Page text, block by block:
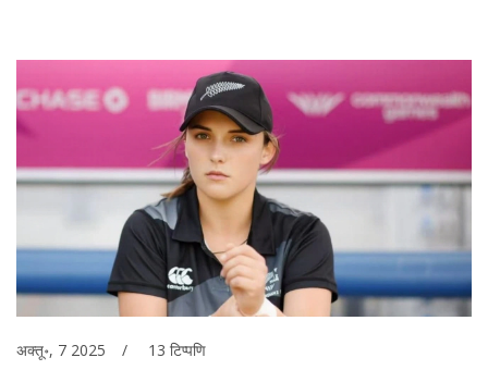
अक्तू॰, 7 2025 13 टिप्पणि